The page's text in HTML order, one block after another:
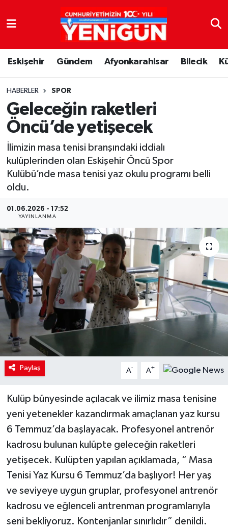
Eskişehir Gündem Afyonkarahisar Bilecik
HABERLER SPOR
Geleceğin raketleri
Öncü’de yetişecek
İlimizin masa tenisi branşındaki iddialı
kulüplerinden olan Eskişehir Öncü Spor
Kulübü’nde masa tenisi yaz okulu programı belli
oldu.
01.06.2026 - 17:52
YAYINLANMA
Paylaş A- A+
Kulüp bünyesinde açılacak ve ilimiz masa tenisine
yeni yetenekler kazandırmak amaçlanan yaz kursu
6 Temmuz’da başlayacak. Profesyonel antrenör
kadrosu bulunan kulüpte geleceğin raketleri
yetişecek. Kulüpten yapılan açıklamada, “ Masa
Tenisi Yaz Kursu 6 Temmuz’da başlıyor! Her yaş
ve seviyeye uygun gruplar, profesyonel antrenör
kadrosu ve eğlenceli antrenman programlarıyla
seni bekliyoruz. Kontenjanlar sınırlıdır” denildi.
Nöbetçi Eczaneler
Hava Durumu
Trafik Durumu
Süper Lig Puan Durumu ve Fikstür
Tüm Manşetler
Son Dakika Haberleri